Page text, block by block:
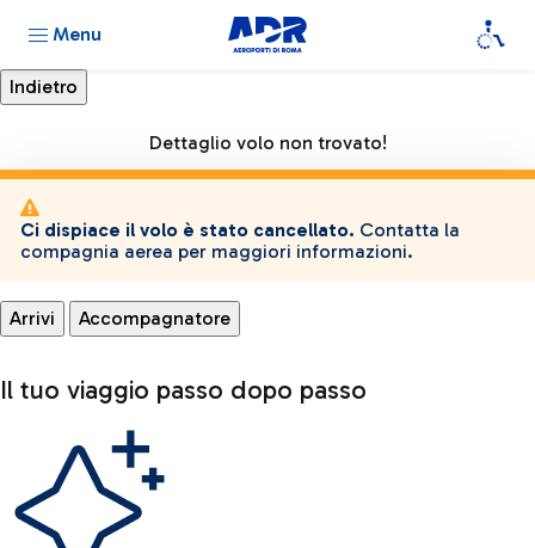
Menu
Dettaglio volo non trovato!
Ci dispiace il volo è stato cancellato. Contatta la
compagnia aerea per maggiori informazioni.
Arrivi Accompagnatore
Il tuo viaggio passo dopo passo